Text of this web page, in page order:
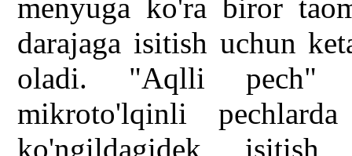
menyuga ko'ra biror
darajaga isitish uchun
oladi. "Aqlli pech"
mikroto'lqinli
ko'ngildagidek